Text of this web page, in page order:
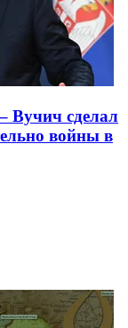
Вучич сделал
войны в